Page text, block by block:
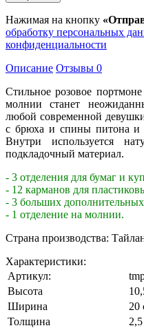
Нажимая на кнопку
обработку персональных
конфиденциальности
Описание Отзывы 0
Стильное розовое
молнии станет
любой современной
с брюха и спины питона и
Внутри используется
подкладочный материал.
- 3 отделения для бумаг и
- 12 карманов для
- 3 больших
- 1 отделение на молнии.
Страна производства:
Характеристики:
Артикул:
Высота
Ширина
20
Толщина